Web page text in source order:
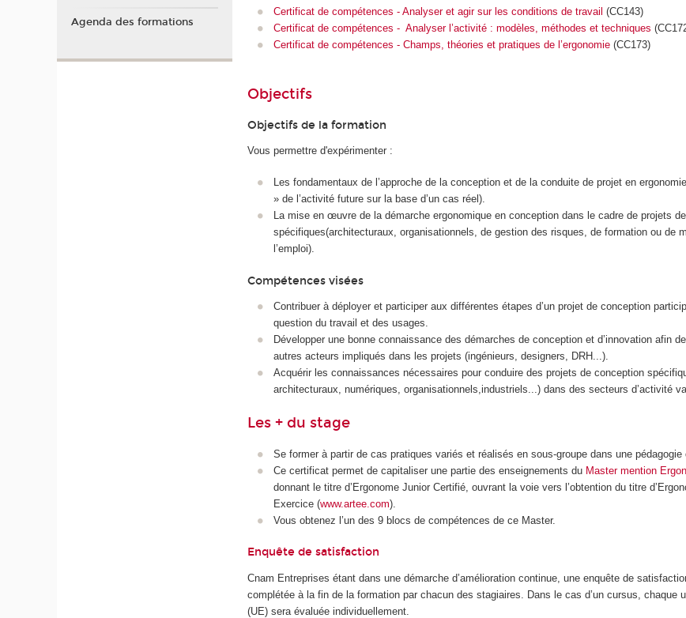
Certificat de compétences - Analyser et agir sur les conditions de travail (CC143)
Certificat de compétences - Analyser l’activité : modèles, méthodes et techniques
Certificat de compétences - Champs, théories et pratiques de l’ergonomie(CC173)
Objectifs
Objectifs de la formation
Vous permettre d'expérimenter :
Les fondamentaux de l’approche de la conception et de la conduite de projet en
» de l’activité future sur la base d’un cas réel).
La mise en œuvre de la démarche ergonomique en conception dans le cadre de projets
spécifiques(architecturaux, organisationnels, de gestion des risques, de formation ou de
l’emploi).
Compétences visées
Contribuer à déployer et participer aux différentes étapes d’un projet de conception
question du travail et des usages.
Développer une bonne connaissance des démarches de conception et d’innovation afin
autres acteurs impliqués dans les projets (ingénieurs, designers, DRH...).
Acquérir les connaissances nécessaires pour conduire des projets de conception
architecturaux, numériques, organisationnels,industriels...) dans des secteurs d’activité
Les + du stage
Se former à partir de cas pratiques variés et réalisés en sous-groupe dans une pédagogie
Ce certificat permet de capitaliser une partie des enseignements du Master mention
donnant le titre d’Ergonome Junior Certifié, ouvrant la voie vers l’obtention du titre
Exercice (www.artee.com).
Vous obtenez l’un des 9 blocs de compétences de ce Master.
Enquête de satisfaction
Cnam Entreprises étant dans une démarche d’amélioration continue, une enquête de
complétée à la fin de la formation par chacun des stagiaires. Dans le cas d’un cursus, chaque
(UE) sera évaluée individuellement.
Agenda des formations